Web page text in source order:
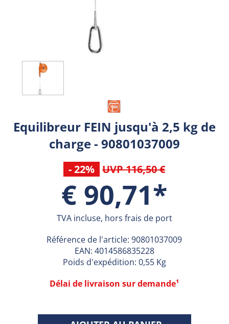
Equilibreur FEIN jusqu'à 2,5 kg de
charge - 90801037009
- 22% UVP 116,50 €
€ 90,71*
TVA incluse, hors frais de port
Référence de l'article:90801037009
EAN: 4014586835228
Poids d'expédition: 0,55 Kg
Délai de livraison sur demande¹